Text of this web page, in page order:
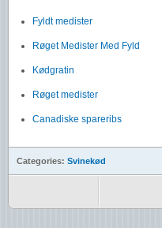
Fyldt medister
Røget Medister Med Fyld
Kødgratin
Røget medister
Canadiske spareribs
Categories: Svinekød